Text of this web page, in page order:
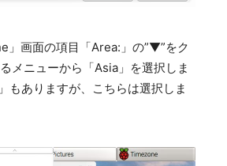
」画面の項目「Area:」の”▼”をク
メニューから「Asia」を選択しま
もありますが、こちらは選択しま